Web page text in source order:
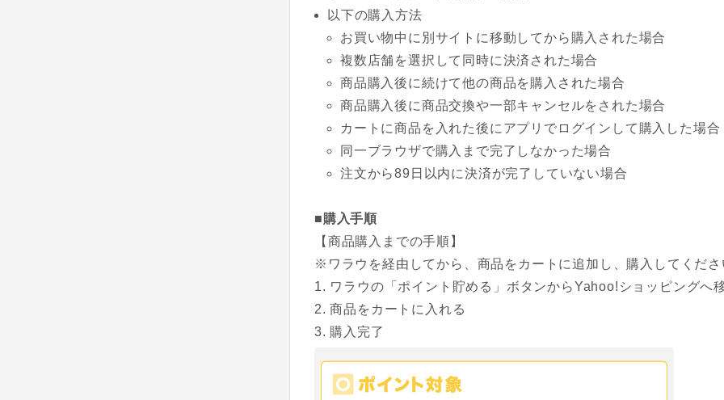
以下の購入方法
お買い物中に別サイトに移動してから購入された場合
複数店舗を選択して同時に決済された場合
商品購入後に続けて他の商品を購入された場合
商品購入後に商品交換や一部キャンセルをされた場合
カートに商品を入れた後にアプリでログインして購入した場合
同一ブラウザで購入まで完了しなかった場合
注文から89日以内に決済が完了していない場合
■購入手順
【商品購入までの手順】
※ワラウを経由してから、商品をカートに追加し、購入してくださ
ワラウの「ポイント貯める」ボタンからYahoo!ショッピングへ
商品をカートに入れる
購入完了